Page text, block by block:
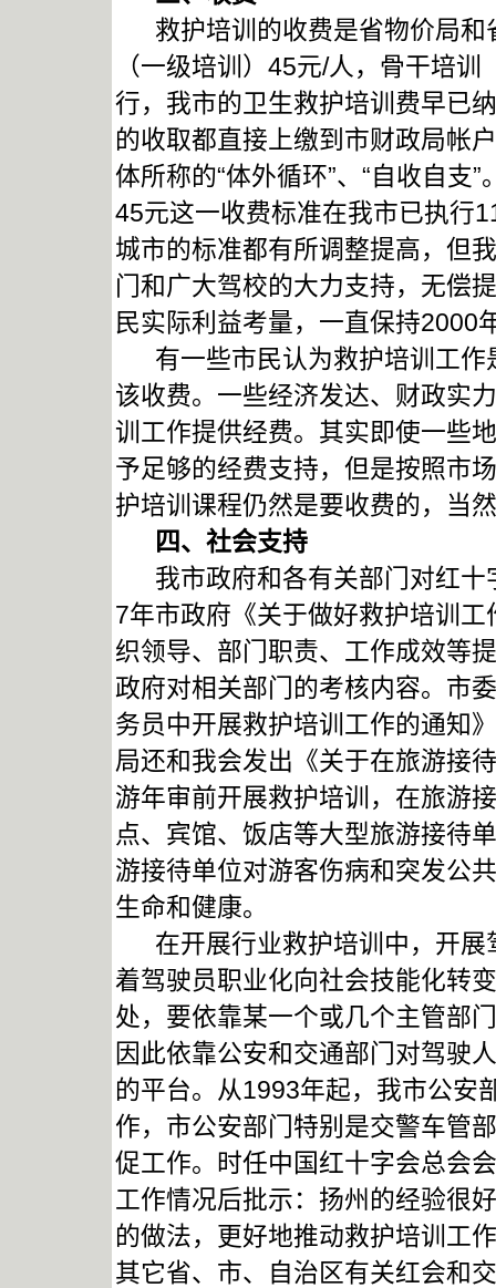
救护培训的收费是省物价局和
（一级培训）45元/人，骨干培
行，我市的卫生救护培训费早已
的收取都直接上缴到市财政局帐
体所称的“体外循环”、“自收自支”
45元这一收费标准在我市已执行
城市的标准都有所调整提高，但
门和广大驾校的大力支持，无偿
民实际利益考量，一直保持2000
有一些市民认为救护培训工作
该收费。一些经济发达、财政实
训工作提供经费。其实即使一些
予足够的经费支持，但是按照市
护培训课程仍然是要收费的，当
四、社会支持
我市政府和各有关部门对红十
7年市政府《关于做好救护培训
织领导、部门职责、工作成效等
政府对相关部门的考核内容。市
务员中开展救护培训工作的通知
局还和我会发出《关于在旅游接
游年审前开展救护培训，在旅游
点、宾馆、饭店等大型旅游接待
游接待单位对游客伤病和突发公
生命和健康。
在开展行业救护培训中，开展
着驾驶员职业化向社会技能化转
处，要依靠某一个或几个主管部
因此依靠公安和交通部门对驾驶
的平台。从1993年起，我市公安
作，市公安部门特别是交警车管
促工作。时任中国红十字会总会
工作情况后批示：扬州的经验很
的做法，更好地推动救护培训工
其它省、市、自治区有关红会和